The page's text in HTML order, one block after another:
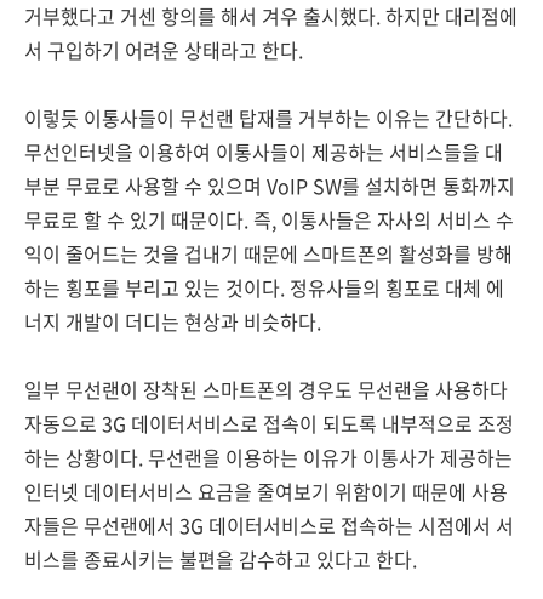
거부했다고 거센 항의를 해서 겨우 출시했다. 하지만 대리점에
서 구입하기 어려운 상태라고 한다.
이렇듯 이통사들이 무선랜 탑재를 거부하는 이유는 간단하다.
무선인터넷을 이용하여 이통사들이 제공하는 서비스들을 대
부분 무료로 사용할 수 있으며 VoIP SW를 설치하면 통화까지
무료로 할 수 있기 때문이다. 즉, 이통사들은 자사의 서비스 수
익이 줄어드는 것을 겁내기 때문에 스마트폰의 활성화를 방해
하는 횡포를 부리고 있는 것이다. 정유사들의 횡포로 대체 에
너지 개발이 더디는 현상과 비슷하다.
일부 무선랜이 장착된 스마트폰의 경우도 무선랜을 사용하다
자동으로 3G 데이터서비스로 접속이 되도록 내부적으로 조정
하는 상황이다. 무선랜을 이용하는 이유가 이통사가 제공하는
인터넷 데이터서비스 요금을 줄여보기 위함이기 때문에 사용
자들은 무선랜에서 3G 데이터서비스로 접속하는 시점에서 서
비스를 종료시키는 불편을 감수하고 있다고 한다.